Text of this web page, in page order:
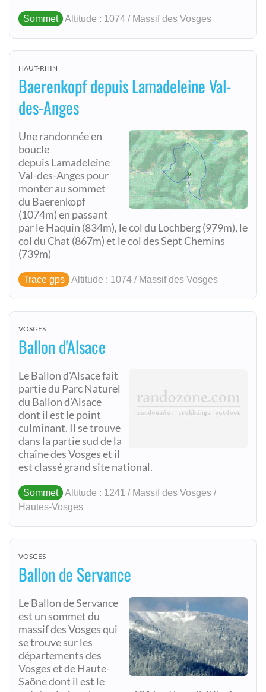
Sommet Altitude : 1074 / Massif des Vosges
HAUT-RHIN
Baerenkopf depuis Lamadeleine Val-
des-Anges
Une randonnée en
boucle
depuis Lamadeleine
Val-des-Anges pour
monter au sommet
du Baerenkopf
(1074m) en passant
par le Haquin (834m), le col du Lochberg (979m), le
col du Chat (867m) et le col des Sept Chemins
(739m)
Trace gps Altitude : 1074 / Massif des Vosges
VOSGES
Ballon d'Alsace
Le Ballon d'Alsace fait
partie du Parc Naturel
du Ballon d'Alsace
dont il est le point
culminant. Il se trouve
dans la partie sud de la
chaîne des Vosges et il
est classé grand site national.
Sommet
Altitude : 1241 / Massif des Vosges /
Hautes-Vosges
VOSGES
Ballon de Servance
Le Ballon de Servance
est un sommet du
massif des Vosges qui
se trouve sur les
départements des
Vosges et de Haute-
Saône dont il est le